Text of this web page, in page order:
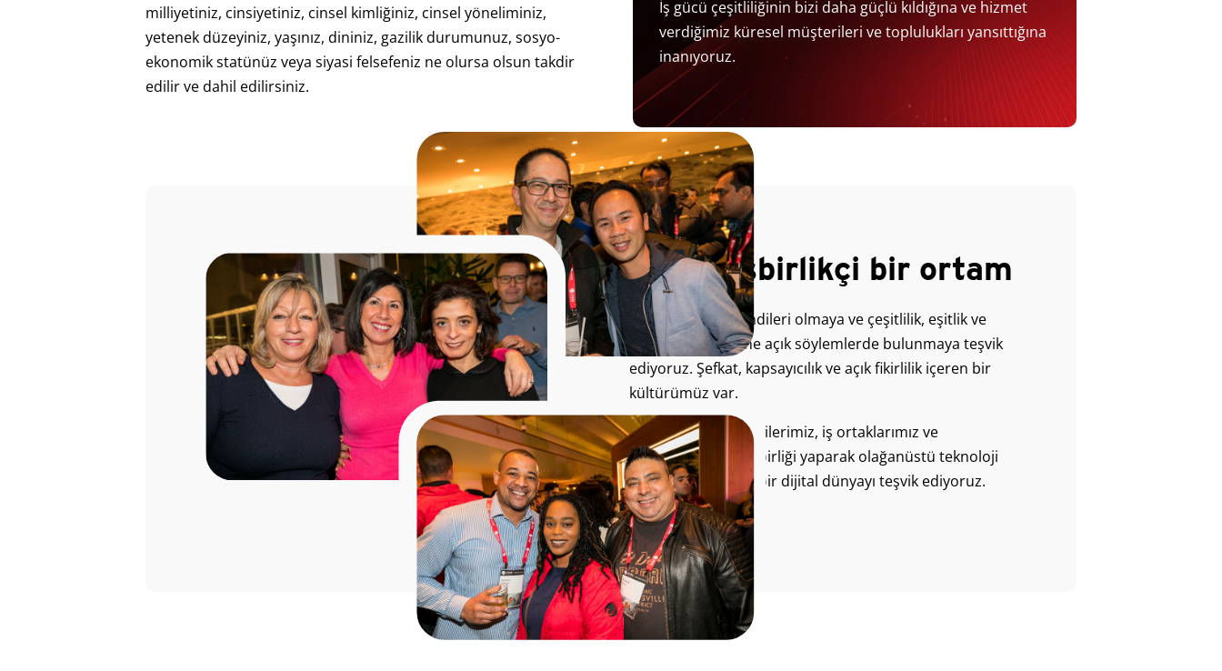
milliyetiniz, cinsiyetiniz, cinsel kimliğiniz, cinsel yöneliminiz,
yetenek düzeyiniz, yaşınız, dininiz, gazilik durumunuz, sosyo-
ekonomik statünüz veya siyasi felsefeniz ne olursa olsun takdir
edilir ve dahil edilirsiniz.
İş gücü çeşitliliğinin bizi daha güçlü kıldığına ve hizmet
verdiğimiz küresel müşterileri ve toplulukları yansıttığına
inanıyoruz.
Eşsiz, işbirlikçi bir ortam
Çalışanlarımızı kendileri olmaya ve çeşitlilik, eşitlik ve
kapsayıcılık üzerine açık söylemlerde bulunmaya teşvik
ediyoruz. Şefkat, kapsayıcılık ve açık fikirlilik içeren bir
kültürümüz var.
İş gücümüz, müşterilerimiz, iş ortaklarımız ve
topluluklarımızla işbirliği yaparak olağanüstü teknoloji
sağlıyor ve güvenli bir dijital dünyayı teşvik ediyoruz.